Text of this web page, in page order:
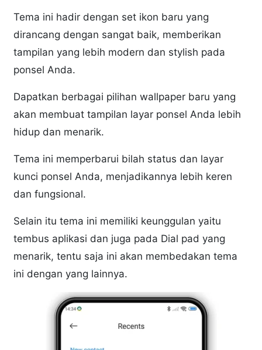
Tema ini hadir dengan set ikon baru yang
dirancang dengan sangat baik, memberikan
tampilan yang lebih modern dan stylish pada
ponsel Anda.
Dapatkan berbagai pilihan wallpaper baru yang
akan membuat tampilan layar ponsel Anda lebih
hidup dan menarik.
Tema ini memperbarui bilah status dan layar
kunci ponsel Anda, menjadikannya lebih keren
dan fungsional.
Selain itu tema ini memiliki keunggulan yaitu
tembus aplikasi dan juga pada Dial pad yang
menarik, tentu saja ini akan membedakan tema
ini dengan yang lainnya.